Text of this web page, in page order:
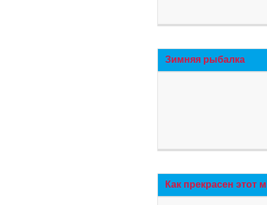
Зимняя рыбалка
Как прекрасен этот